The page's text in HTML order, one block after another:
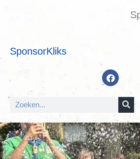
SponsorKliks